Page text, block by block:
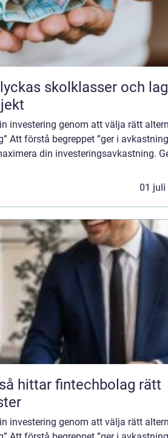
investering genom att välja rätt
Att förstå begreppet ”ger i
din investeringsavkastning.
01 juli
investering genom att välja rätt